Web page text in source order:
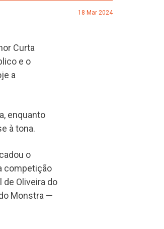
18 Mar 2024
Curta
e o
a
enquanto
à tona.
o
competição
de Oliveira do
Monstra —